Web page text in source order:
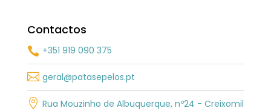
Contactos
 +351 919 090 375
 geral@patasepelos.pt
 Rua Mouzinho de Albuquerque, nº24 - Creixomil